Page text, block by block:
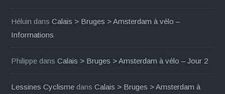
Héluin dansCalais > Bruges > Amsterdam à vélo –
Informations
Philippe dansCalais > Bruges > Amsterdam à vélo – Jour 2
Lessines Cyclisme dansCalais > Bruges > Amsterdam à